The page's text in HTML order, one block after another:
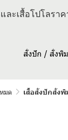
ละเสื้อโปโลรา
สั่งปัก / สั่งพิ
มด เสื้อสั่งปักสั่ง